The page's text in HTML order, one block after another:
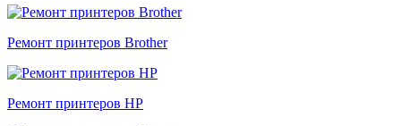
Ремонт принтеров Brother
Ремонт принтеров HP